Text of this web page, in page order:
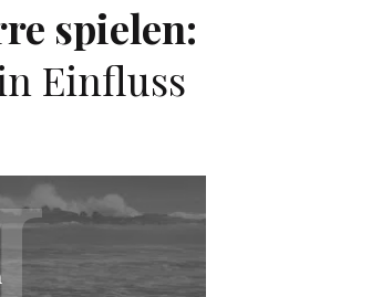
spielen:
Einfluss